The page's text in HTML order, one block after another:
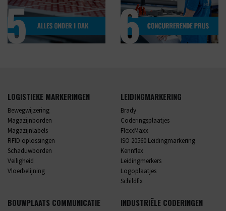
LOGISTIEKE MARKERINGEN
Bewegwijzering
Magazijnborden
Magazijnlabels
RFID oplossingen
Schaduwborden
Veiligheid
Vloerbelijning
LEIDINGMARKERING
Brady
Coderingsplaatjes
FlexxMaxx
ISO 20560 Leidingmarkering
Kennflex
Leidingmerkers
Logoplaatjes
Schildfix
BOUWPLAATS COMMUNICATIE INDUSTRIËLE CODERINGEN